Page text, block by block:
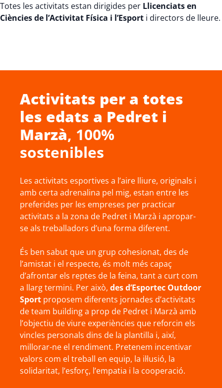
Totes les activitats estan dirigides per Llicenciats en
Ciències de l’Activitat Física i l’Esport i directors de lleure.
Activitats per a totes
les edats a Pedret i
Marzà, 100%
sostenibles
Les activitats esportives a l’aire lliure, originals i
amb certa adrenalina pel mig, estan entre les
preferides per les empreses per practicar
activitats a la zona de Pedret i Marzà i apropar-
se als treballadors d’una forma diferent.
És ben sabut que un grup cohesionat, des de
l’amistat i el respecte, és molt més capaç
d’afrontar els reptes de la feina, tant a curt com
a llarg termini. Per això, des d’Esportec Outdoor
Sport proposem diferents jornades d’activitats
de team building a prop de Pedret i Marzà amb
l’objectiu de viure experiències que reforcin els
vincles personals dins de la plantilla i, així,
millorar-ne el rendiment. Pretenem incentivar
valors com el treball en equip, la il·lusió, la
solidaritat, l’esforç, l’empatia i la cooperació.